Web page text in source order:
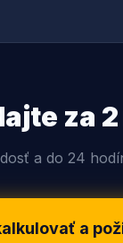
za
a do 24
a